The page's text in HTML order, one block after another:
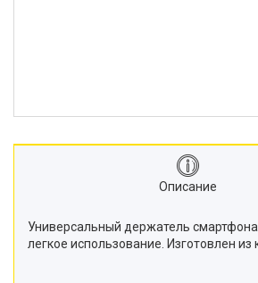
Описание
Универсальный держатель
легкое использование. Изготовлен из